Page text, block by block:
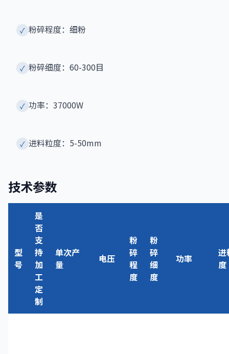
✓ 粉碎程度：细粉
✓ 粉碎细度：60-300目
✓ 功率：37000W
✓ 进料粒度：5-50mm
技术参数
型
号
是
否
支
持
加
工
定
制
单次产
量
电压
粉
碎
程
度
粉
碎
细
度
功率
进
度